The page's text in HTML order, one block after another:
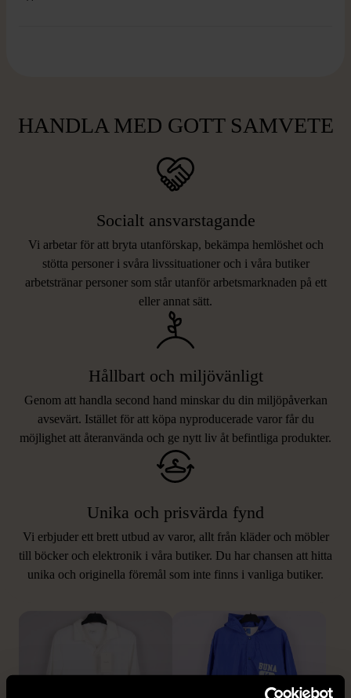
HANDLA MED GOTT SAMVETE
Socialt ansvarstagande
Vi arbetar för att bryta utanförskap, bekämpa hemlöshet och
stötta personer i svåra livssituationer och i våra butiker
arbetstränar personer som står utanför arbetsmarknaden på ett
eller annat sätt.
Hållbart och miljövänligt
Genom att handla second hand minskar du din miljöpåverkan
avsevärt. Istället för att köpa nyproducerade varor får du
möjlighet att återanvända och ge nytt liv åt befintliga produkter.
Unika och prisvärda fynd
Vi erbjuder ett brett utbud av varor, allt från kläder och möbler
till böcker och elektronik i våra butiker. Du har chansen att hitta
unika och originella föremål som inte finns i vanliga butiker.
LIKNANDE PRODUKTER
Hitta produkter som påminner om denna